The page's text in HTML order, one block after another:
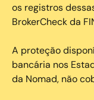
os registros
BrokerCheck da
A proteção
bancária nos
da Nomad, não